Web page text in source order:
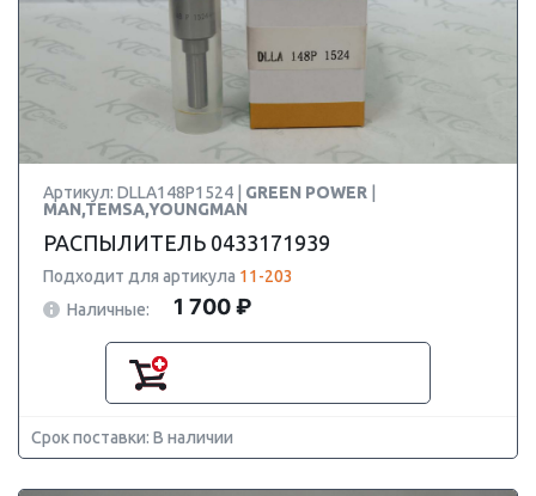
Артикул: DLLA148P1524 | GREEN POWER
MAN,TEMSA,YOUNGMAN
РАСПЫЛИТЕЛЬ 0433171939
Подходит для артикула 11-203
Наличные:
1 700 ₽
Срок поставки: В наличии